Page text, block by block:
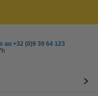
au +32 (0)9 39 64 123